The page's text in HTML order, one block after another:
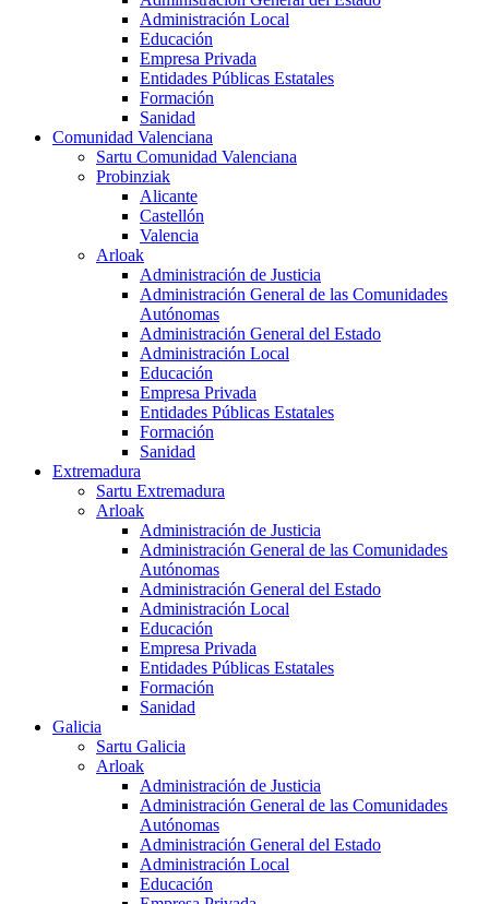
Administración Local
Educación
Empresa Privada
Entidades Públicas Estatales
Formación
Sanidad
Comunidad Valenciana
Sartu Comunidad Valenciana
Probinziak
Alicante
Castellón
Valencia
Arloak
Administración de Justicia
Administración General de las Comunidades
Autónomas
Administración General del Estado
Administración Local
Educación
Empresa Privada
Entidades Públicas Estatales
Formación
Sanidad
Extremadura
Sartu Extremadura
Arloak
Administración de Justicia
Administración General de las Comunidades
Autónomas
Administración General del Estado
Administración Local
Educación
Empresa Privada
Entidades Públicas Estatales
Formación
Sanidad
Galicia
Sartu Galicia
Arloak
Administración de Justicia
Administración General de las Comunidades
Autónomas
Administración General del Estado
Administración Local
Educación